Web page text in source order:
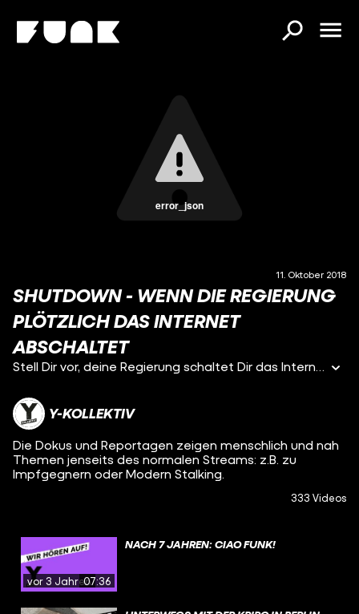
error_json
11. Oktober 2018
SHUTDOWN - WENN DIE REGIERUNG
PLÖTZLICH DAS INTERNET
ABSCHALTET
Stell Dir vor, deine Regierung schaltet Dir das Internet ab. Unvorstellbar? In Togo ist genau das passiert. Jan Menzner & Felix Müller aus dem kleinen afrikanischen Land, in dem ein Shutdown Geschäfte und Meinungsfreiheit zum Erliegen gebracht hat.
Y-KOLLEKTIV
Die Dokus und Reportagen zeigen menschlich und nah
Themen jenseits des normalen Streams: z.B. zu
Impfgegnern oder Modern Stalking.
333 Videos
vor 3 Jahren07:36
NACH 7 JAHREN: CIAO FUNK!